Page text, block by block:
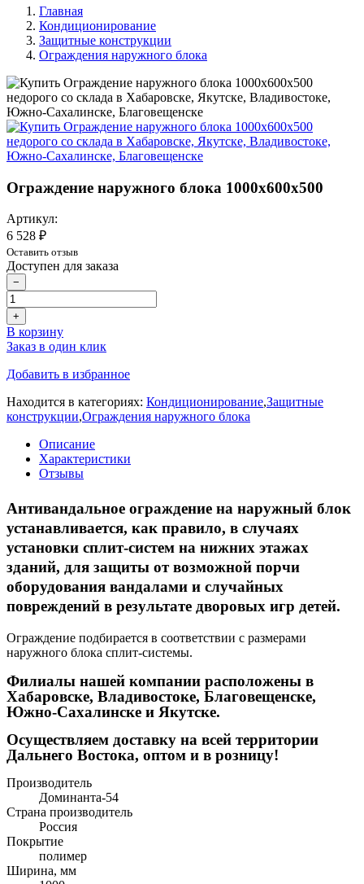
Главная
Кондиционирование
Защитные конструкции
Ограждения наружного блока
Ограждение наружного блока 1000х600х500
Артикул:
6 528 ₽
Оставить отзыв
Доступен для заказа
−
+
В корзину
Заказ в один клик
Добавить в избранное
Находится в категориях: Кондиционирование,Защитные
конструкции,Ограждения наружного блока
Описание
Характеристики
Отзывы
Антивандальное ограждение на наружный блок
устанавливается, как правило, в случаях
установки сплит-систем на нижних этажах
зданий, для защиты от возможной порчи
оборудования вандалами и случайных
повреждений в результате дворовых игр детей.
Ограждение подбирается в соответствии с размерами
наружного блока сплит-системы.
Филиалы нашей компании расположены в
Хабаровске, Владивостоке, Благовещенске,
Южно-Сахалинске и Якутске.
Осуществляем доставку на всей территории
Дальнего Востока, оптом и в розницу!
Производитель
Доминанта-54
Страна производитель
Россия
Покрытие
полимер
Ширина, мм